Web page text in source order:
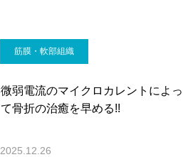
筋膜・軟部組織
微弱電流のマイクロカレントによっ
て骨折の治癒を早める!!
2025.12.26